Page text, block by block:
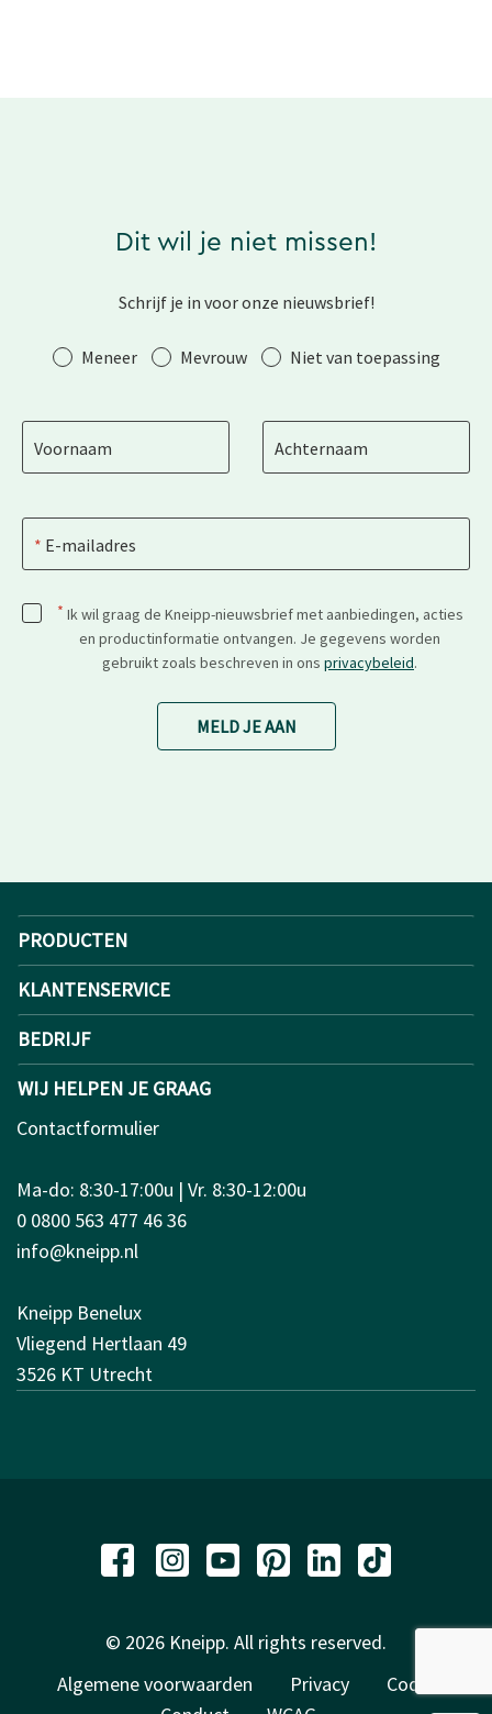
Dit wil je niet missen!
Schrijf je in voor onze nieuwsbrief!
AanhefMeneer Mevrouw Niet van toepassing
Voornaam Achternaam
E-mailadres
* Ik wil graag de Kneipp-nieuwsbrief met aanbiedingen, acties
en productinformatie ontvangen. Je gegevens worden
gebruikt zoals beschreven in ons privacybeleid.
MELD JE AAN
PRODUCTEN
KLANTENSERVICE
BEDRIJF
WIJ HELPEN JE GRAAG
Contactformulier
Ma-do: 8:30-17:00u | Vr. 8:30-12:00u
0 0800 563 477 46 36
info@kneipp.nl
Kneipp Benelux
Vliegend Hertlaan 49
3526 KT Utrecht
© 2026 Kneipp. All rights reserved.
Algemene voorwaarden
Privacy
Code of